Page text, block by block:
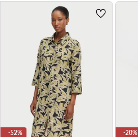
-52% -20%